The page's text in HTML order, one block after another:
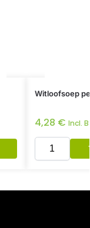
Witloofsoep
4,28 € Incl.